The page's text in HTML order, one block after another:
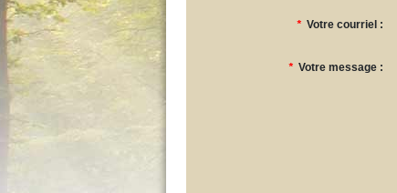
* Votre courriel :
* Votre message :